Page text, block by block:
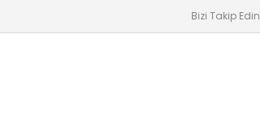
Bizi Takip Edin